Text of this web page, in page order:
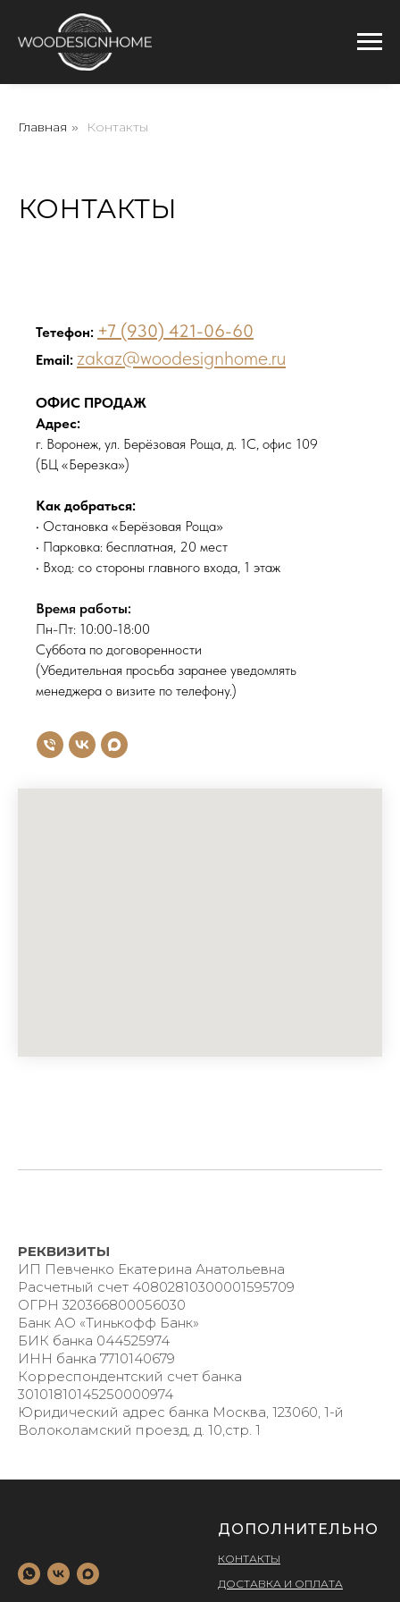
Главная » Контакты
КОНТАКТЫ
Тетефон: +7 (930) 421-06-60
Email: zakaz@woodesignhome.ru
ОФИС ПРОДАЖ
Адрес:
г. Воронеж, ул. Берёзовая Роща, д. 1С, офис 109
(БЦ «Березка»)
Как добраться:
• Остановка «Берёзовая Роща»
• Парковка: бесплатная, 20 мест
• Вход: со стороны главного входа, 1 этаж
Время работы:
Пн-Пт: 10:00-18:00
Суббота по договоренности
(Убедительная просьба заранее уведомлять
менеджера о визите по телефону.)
РЕКВИЗИТЫ
ИП Певченко Екатерина Анатольевна
Расчетный счет 40802810300001595709
ОГРН 320366800056030
Банк АО «Тинькофф Банк»
БИК банка 044525974
ИНН банка 7710140679
Корреспондентский счет банка
30101810145250000974
Юридический адрес банка Москва, 123060, 1-й
Волоколамский проезд, д. 10,стр. 1
ДОПОЛНИТЕЛЬНО
КОНТАКТЫ
ДОСТАВКА И ОПЛАТА